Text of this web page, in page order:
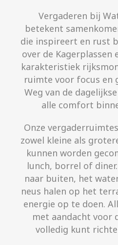
Vergaderen bij
betekent
die inspireert en rust
over de Kagerplassen
karakteristiek
ruimte voor focus en
Weg van de
alle comfort
Onze
zowel kleine als
kunnen worden
lunch, borrel of
naar buiten, het
neus halen op het
energie op te doen.
met aandacht voor
volledig kunt